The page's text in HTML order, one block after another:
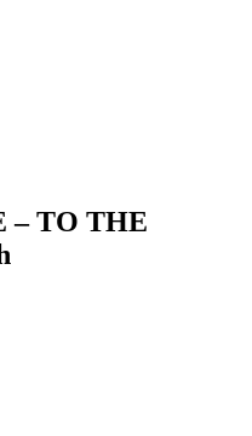
– TO THE